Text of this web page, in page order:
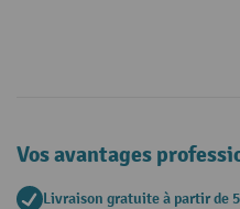
Vos avantages
Livraison gratuite à partir de